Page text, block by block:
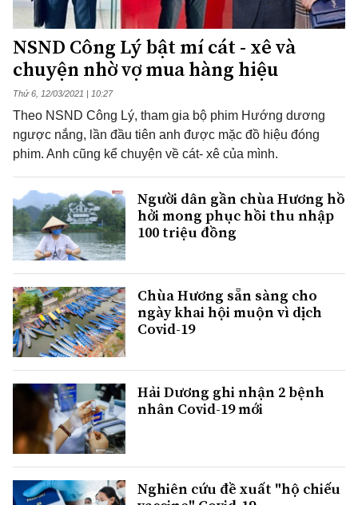
NSND Công Lý bật mí cát - xê và
chuyện nhờ vợ mua hàng hiệu
Thứ 6, 12/03/2021 | 10:27
Theo NSND Công Lý, tham gia bộ phim Hướng dương
ngược nắng, lần đầu tiên anh được mặc đồ hiệu đóng
phim. Anh cũng kể chuyện về cát- xê của mình.
Người dân gần chùa Hương hồ
hởi mong phục hồi thu nhập
100 triệu đồng
Chùa Hương sẵn sàng cho
ngày khai hội muộn vì dịch
Covid-19
Hải Dương ghi nhận 2 bệnh
nhân Covid-19 mới
Nghiên cứu đề xuất "hộ chiếu